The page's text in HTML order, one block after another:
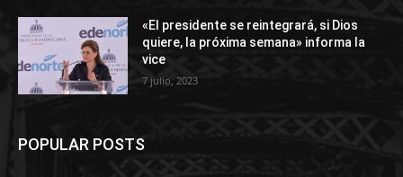
«El presidente se reintegrará, si Dios
quiere, la próxima semana» informa la
vice
7 julio, 2023
POPULAR POSTS